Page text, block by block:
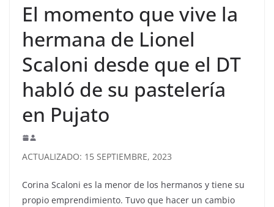
El momento que vive la
hermana de Lionel
Scaloni desde que el DT
habló de su pastelería
en Pujato
ACTUALIZADO: 15 SEPTIEMBRE, 2023
Corina Scaloni es la menor de los hermanos y tiene su
propio emprendimiento. Tuvo que hacer un cambio